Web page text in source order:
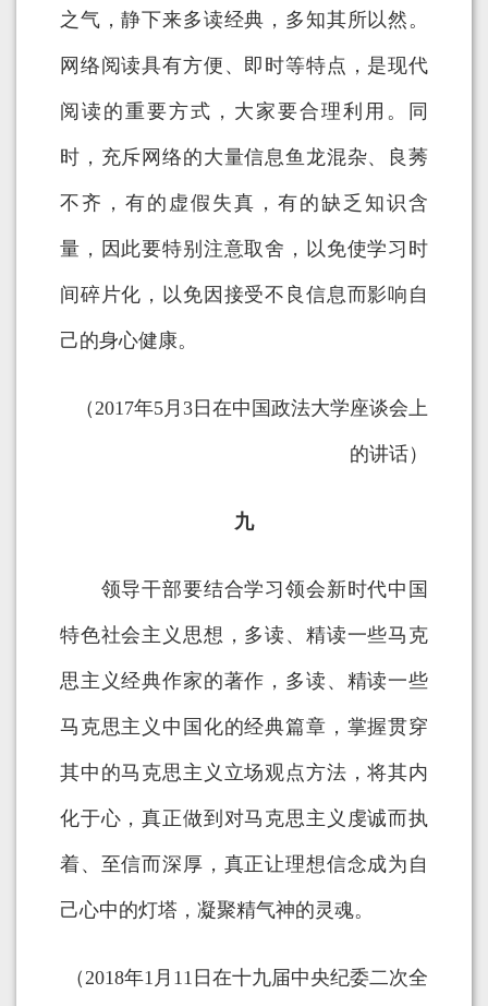
之气，静下来多读经典，多知其所以然。
网络阅读具有方便、即时等特点，是现代
阅读的重要方式，大家要合理利用。同
时，充斥网络的大量信息鱼龙混杂、良莠
不齐，有的虚假失真，有的缺乏知识含
量，因此要特别注意取舍，以免使学习时
间碎片化，以免因接受不良信息而影响自
己的身心健康。
（2017年5月3日在中国政法大学座谈会上
的讲话）
九
领导干部要结合学习领会新时代中国
特色社会主义思想，多读、精读一些马克
思主义经典作家的著作，多读、精读一些
马克思主义中国化的经典篇章，掌握贯穿
其中的马克思主义立场观点方法，将其内
化于心，真正做到对马克思主义虔诚而执
着、至信而深厚，真正让理想信念成为自
己心中的灯塔，凝聚精气神的灵魂。
（2018年1月11日在十九届中央纪委二次全